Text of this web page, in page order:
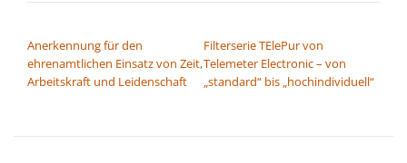
Anerkennung für den
ehrenamtlichen Einsatz von Zeit,
Arbeitskraft und Leidenschaft
Filterserie TElePur von
Telemeter Electronic – von
„standard“ bis „hochindividuell“